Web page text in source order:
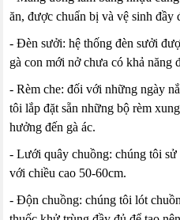
ăn, được chuẩn bị và vệ sinh đầy
- Đèn sưởi: hệ thống đèn sưởi
gà con mới nở chưa có khả năng
- Rèm che: đối với những ngày
tôi lắp đặt sẵn những bộ rèm
hưởng đến gà ác.
- Lưới quây chuồng: chúng tôi
với chiều cao 50-60cm.
- Độn chuồng: chúng tôi lót